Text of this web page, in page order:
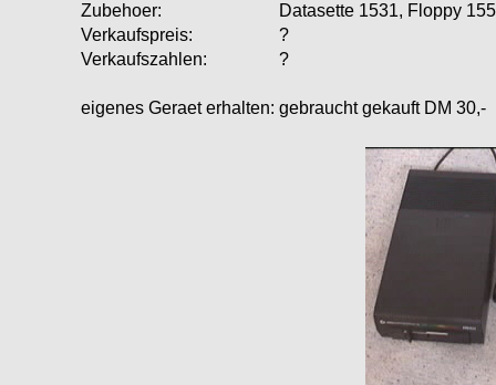
Zubehoer:
Datasette 1531, Floppy
Verkaufspreis:
?
Verkaufszahlen:
?
eigenes Geraet erhalten: gebraucht gekauft DM 30,-